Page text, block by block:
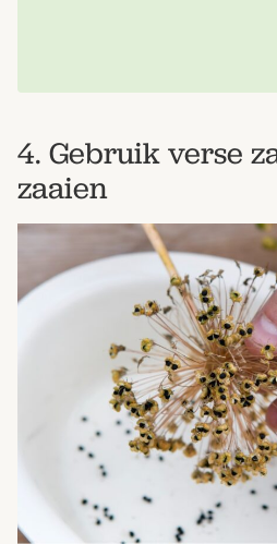
4. Gebruik verse
zaaien